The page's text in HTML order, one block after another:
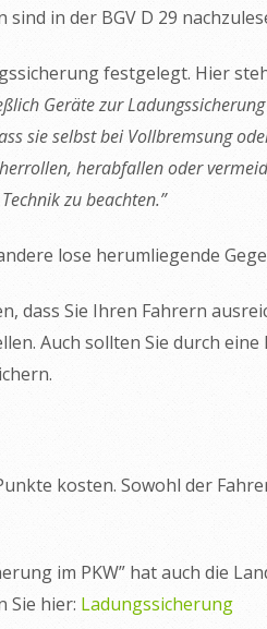
in der BGV D 29
festgelegt. Hier
Geräte zur
sie selbst bei Vollbremsung
herabfallen oder
zu beachten.”
lose herumliegende
dass Sie Ihren Fahrern
Auch sollten Sie durch eine
kosten. Sowohl der
im PKW” hat auch die
Sie hier: Ladungssicherung